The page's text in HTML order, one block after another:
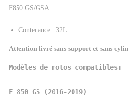
F850 GS/GSA
Contenance : 32L
Attention livré sans support et sans
Modèles de motos compatibles:
F 850 ​​GS (2016-2019)